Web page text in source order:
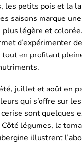
les petits pois et la
saisons marque
légère et
d’expérimenter
tout en profitant
juillet et août en
qui s’offre sur
sont quelques
légumes, la
illustrent